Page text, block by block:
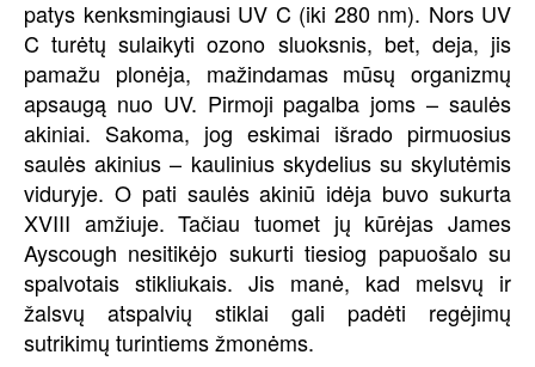
patys kenksmingiausi UV C (iki 280 nm). Nors UV
C turėtų sulaikyti ozono sluoksnis, bet, deja, jis
pamažu plonėja, mažindamas mūsų organizmų
apsaugą nuo UV. Pirmoji pagalba joms – saulės
akiniai. Sakoma, jog eskimai išrado pirmuosius
saulės akinius – kaulinius skydelius su skylutėmis
viduryje. O pati saulės akiniū idėja buvo sukurta
XVIII amžiuje. Tačiau tuomet jų kūrėjas James
Ayscough nesitikėjo sukurti tiesiog papuošalo su
spalvotais stikliukais. Jis manė, kad melsvų ir
žalsvų atspalvių stiklai gali padėti regėjimų
sutrikimų turintiems žmonėms.